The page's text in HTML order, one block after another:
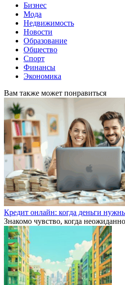
Бизнес
Мода
Недвижимость
Новости
Образование
Общество
Спорт
Финансы
Экономика
Вам также может понравиться
Кредит онлайн: когда деньги
Знакомо чувство, когда